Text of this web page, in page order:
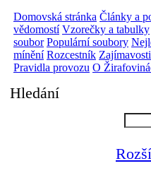
Domovská stránka Články a
vědomostí Vzorečky a tabulky
soubor Populární soubory
mínění Rozcestník
Pravidla provozu O
Hledání